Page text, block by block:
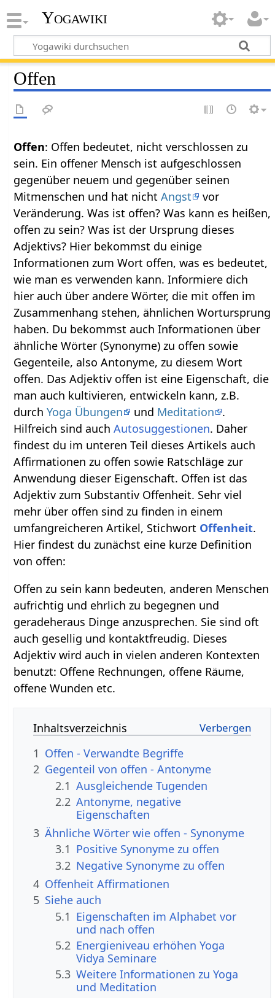
Yogawiki
Offen
Offen: Offen bedeutet, nicht verschlossen zu
sein. Ein offener Mensch ist aufgeschlossen
gegenüber neuem und gegenüber seinen
Mitmenschen und hat nichtAngst
vor
Veränderung. Was ist offen? Was kann es heißen,
offen zu sein? Was ist der Ursprung dieses
Adjektivs? Hier bekommst du einige
Informationen zum Wort offen, was es bedeutet,
wie man es verwenden kann. Informiere dich
hier auch über andere Wörter, die mit offen im
Zusammenhang stehen, ähnlichen Wortursprung
haben. Du bekommst auch Informationen über
ähnliche Wörter (Synonyme) zu offen sowie
Gegenteile, also Antonyme, zu diesem Wort
offen. Das Adjektiv offen ist eine Eigenschaft, die
man auch kultivieren, entwickeln kann, z.B.
durchYoga Übungen und Meditation
.
Hilfreich sind auchAutosuggestionen. Daher
findest du im unteren Teil dieses Artikels auch
Affirmationen zu offen sowie Ratschläge zur
Anwendung dieser Eigenschaft. Offen ist das
Adjektiv zum Substantiv Offenheit. Sehr viel
mehr über offen sind zu finden in einem
umfangreicheren Artikel, Stichwort Offenheit.
Hier findest du zunächst eine kurze Definition
von offen:
Offen zu sein kann bedeuten, anderen Menschen
aufrichtig und ehrlich zu begegnen und
geradeheraus Dinge anzusprechen. Sie sind oft
auch gesellig und kontaktfreudig. Dieses
Adjektiv wird auch in vielen anderen Kontexten
benutzt: Offene Rechnungen, offene Räume,
offene Wunden etc.
Inhaltsverzeichnis
1 Offen - Verwandte Begriffe
2 Gegenteil von offen - Antonyme
2.1 Ausgleichende Tugenden
2.2 Antonyme, negative
Eigenschaften
3 Ähnliche Wörter wie offen - Synonyme
3.1 Positive Synonyme zu offen
3.2 Negative Synonyme zu offen
4 Offenheit Affirmationen
5 Siehe auch
5.1 Eigenschaften im Alphabet vor
und nach offen
5.2 Energieniveau erhöhen Yoga
Vidya Seminare
5.3 Weitere Informationen zu Yoga
und Meditation